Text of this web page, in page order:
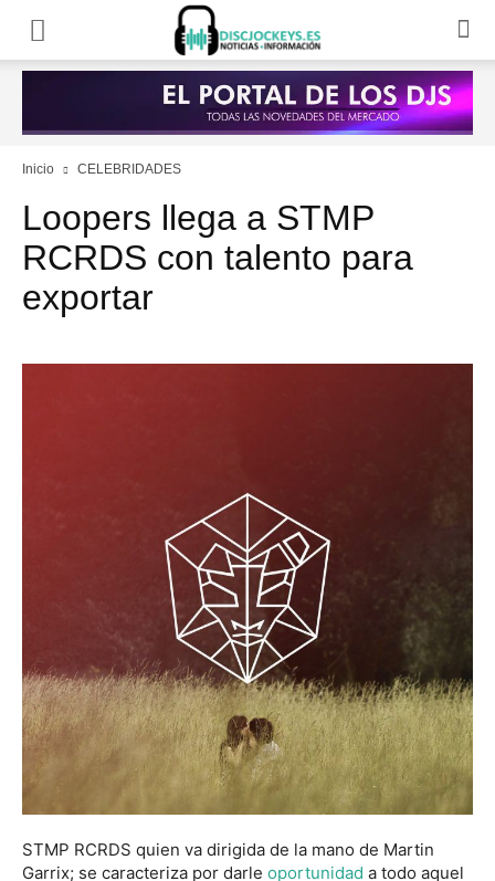
Inicio CELEBRIDADES
Loopers llega a STMP
RCRDS con talento para
exportar
STMP RCRDS quien va dirigida de la mano de Martin
Garrix; se caracteriza por darle oportunidad a todo aquel